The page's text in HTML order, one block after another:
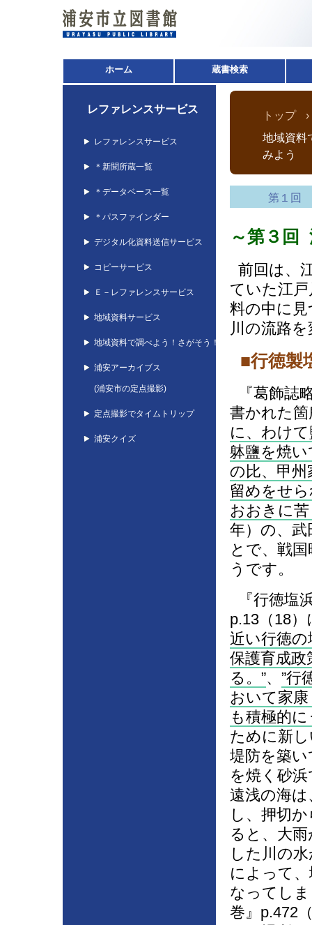
トップ
地域資料
みよう
第１回
～第３回
前回は、
ていた江
料の中に
川の流路
■行徳製
『葛飾誌
書かれた
に、わけ
躰鹽を焼
の比、甲
留めをせ
おおきに
年）の、
とで、戦
うです。
『行徳塩
p.13（18
近い行徳
保護育成
る。
、
行
おいて家
も積極的
ために新
堤防を築
を焼く砂
遠浅の海
し、押切
ると、大
した川の
によって
なってし
巻』p.472
レファレンスサービス
レファレンスサービス
＊新聞所蔵一覧
＊データベース一覧
＊パスファインダー
デジタル化資料送信サービス
コピーサービス
Ｅ－レファレンスサービス
地域資料サービス
地域資料で調べよう！さがそう！
浦安アーカイブス
(浦安市の定点撮影)
定点撮影でタイムトリップ
浦安クイズ
ホーム 蔵書検索